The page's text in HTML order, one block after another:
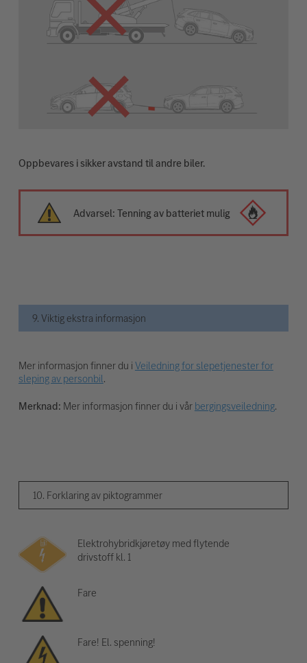
Oppbevares i sikker avstand til andre biler.
Advarsel: Tenning av batteriet mulig
9. Viktig ekstra informasjon
Mer informasjon finner du iVeiledning for slepetjenester for
sleping av personbil.
Merknad: Mer informasjon finner du i vårbergingsveiledning.
10. Forklaring av piktogrammer
Elektrohybridkjøretøy med flytende
drivstoff kl. 1
Fare
Fare! El. spenning!